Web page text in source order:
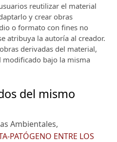
reutilizar el material
y crear obras
o formato con fines no
atribuya la autoría al creador.
derivadas del material,
modificado bajo la misma
del mismo
Ambientales,
PATÓGENO ENTRE LOS